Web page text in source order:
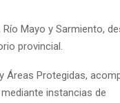
Mayo y Sarmiento,
provincial.
Áreas Protegidas,
instancias de